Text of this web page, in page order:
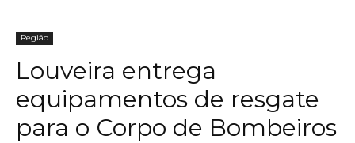
Região
Louveira entrega
equipamentos de resgate
para o Corpo de Bombeiros